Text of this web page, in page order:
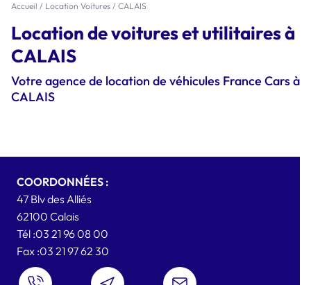
Accueil / Location Voitures / CALAIS
Location de voitures et utilitaires à
CALAIS
Votre agence de location de véhicules France Cars à
CALAIS
COORDONNÉES :
47 Blv des Alliés
62100 Calais
Tél :03 21 96 08 00
Fax :03 21 97 62 30
ENVOYER